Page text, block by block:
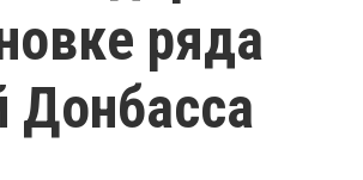
ряда
Донбасса